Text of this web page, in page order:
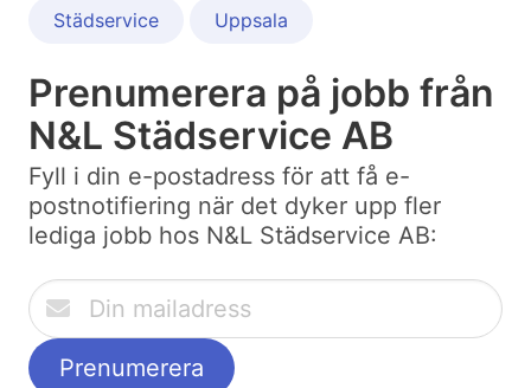
Städservice Uppsala
Prenumerera på jobb från
N&L Städservice AB
Fyll i din e-postadress för att få e-
postnotifiering när det dyker upp fler
lediga jobb hos N&L Städservice AB: